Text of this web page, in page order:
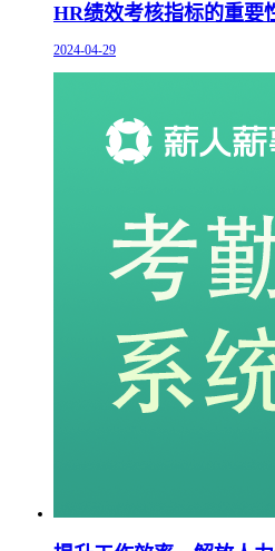
HR绩效考核指标的重要
2024-04-29